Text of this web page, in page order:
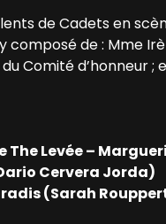
de Cadets en
composé de : Mme
Comité d’honneur
The Levée –
Cervera Jorda)
(Sarah